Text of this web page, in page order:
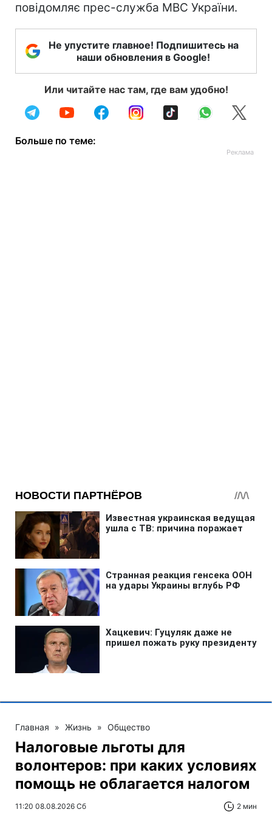
повідомляє прес-служба МВС України.
Не упустите главное! Подпишитесь на
наши обновления в Google!
Или читайте нас там, где вам удобно!
Больше по теме:
Главная » Жизнь » Общество
Налоговые льготы для
волонтеров: при каких условиях
помощь не облагается налогом
11:20 08.08.2026 Сб 2 мин